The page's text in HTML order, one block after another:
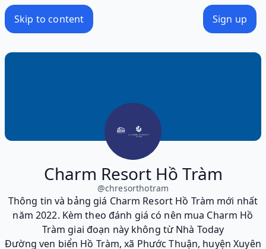
Skip to content Sign up
Charm Resort Hồ Tràm
@chresorthotram
Thông tin và bảng giá Charm Resort Hồ Tràm mới nhất
năm 2022. Kèm theo đánh giá có nên mua Charm Hồ
Tràm giai đoạn này không từ Nhà Today
Đường ven biển Hồ Tràm, xã Phước Thuận, huyện Xuyên